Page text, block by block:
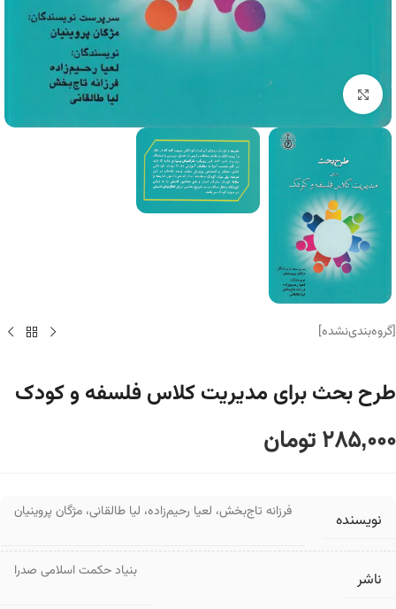
برای بزرگنمایی کلیک کنید
[گروه‌بندی‌نشده]
طرح بحث برای مدیریت کلاس فلسفه و کودک
285,000تومان
نویسنده فرزانه تاج‌بخش، لعیا رحیم‌زاده، لیا طالقانی، مژگان پروینیان
ناشر بنیاد حکمت اسلامی صدرا